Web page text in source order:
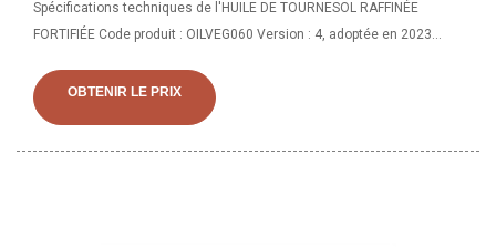
Spécifications techniques de l'HUILE DE TOURNESOL RAFFINÉE
FORTIFIÉE Code produit : OILVEG060 Version : 4, adoptée en 2023
INTRODUCTION 1.1 Type de produit L'huile de tournesol est dérivée de
l'huile séchée.
OBTENIR LE PRIX